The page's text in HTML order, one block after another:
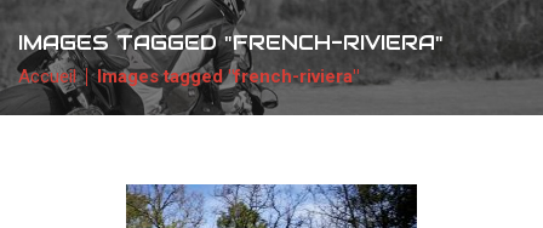
PHOTOS / WEB TV
PARTENAIRES
IMAGES TAGGED "FRENCH-RIVIERA"
Accueil Images tagged "french-riviera"